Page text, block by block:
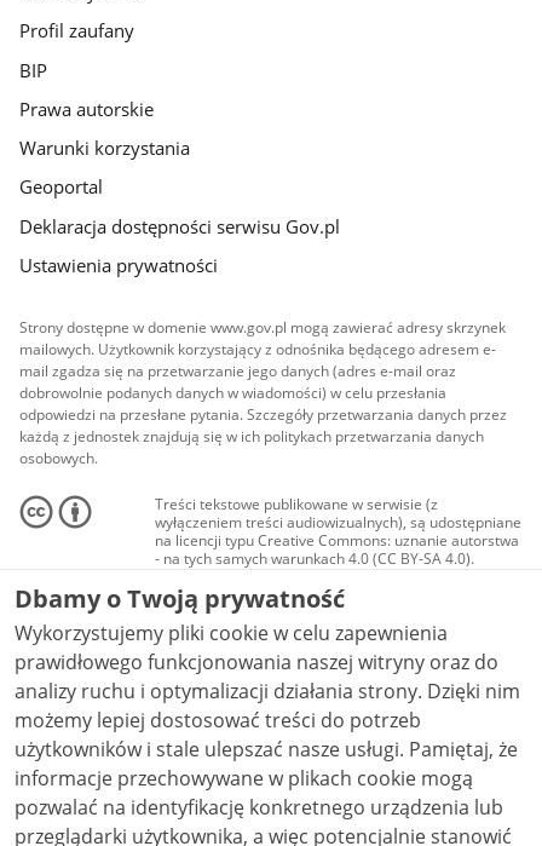
Profil zaufany
BIP
Prawa autorskie
Warunki korzystania
Geoportal
Deklaracja dostępności serwisu Gov.pl
Ustawienia prywatności
Strony dostępne w domenie www.gov.pl mogą zawierać adresy skrzynek
mailowych. Użytkownik korzystający z odnośnika będącego adresem e-
mail zgadza się na przetwarzanie jego danych (adres e-mail oraz
dobrowolnie podanych danych w wiadomości) w celu przesłania
odpowiedzi na przesłane pytania. Szczegóły przetwarzania danych przez
każdą z jednostek znajdują się w ich politykach przetwarzania danych
osobowych.
Treści tekstowe publikowane w serwisie (z
wyłączeniem treści audiowizualnych), są udostępniane
na licencji typu Creative Commons: uznanie autorstwa
- na tych samych warunkach 4.0 (CC BY-SA 4.0).
Materiały audiowizualne, w tym zdjęcia, materiały
audio i wideo, są udostępniane na licencji typu
Creative Commons: uznanie autorstwa użycie
niekomercyjne - bez utworów zależnych 4.0 (CC BY-
NC-ND 4.0), o ile nie jest to stwierdzone inaczej.
Dbamy o Twoją prywatność
Wykorzystujemy pliki cookie w celu zapewnienia
prawidłowego funkcjonowania naszej witryny oraz do
analizy ruchu i optymalizacji działania strony. Dzięki nim
możemy lepiej dostosować treści do potrzeb
użytkowników i stale ulepszać nasze usługi. Pamiętaj, że
informacje przechowywane w plikach cookie mogą
pozwalać na identyfikację konkretnego urządzenia lub
przeglądarki użytkownika, a więc potencjalnie stanowić